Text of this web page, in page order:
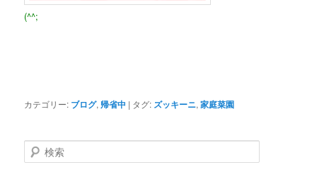
(^^;
カテゴリー: ブログ, 帰省中 | タグ: ズッキーニ,家庭菜園
検
索